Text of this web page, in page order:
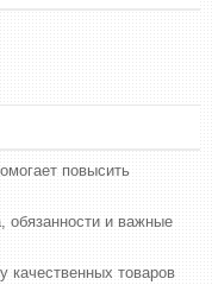
повысить
обязанности и важные
качественных товаров